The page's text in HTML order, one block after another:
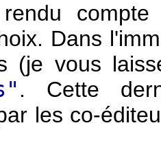
Dans
(je vous
. Cette
les co-